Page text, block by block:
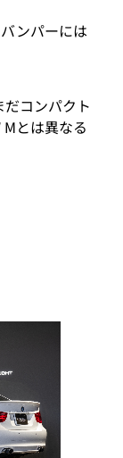
ンパーには
コンパクト
とは異なる